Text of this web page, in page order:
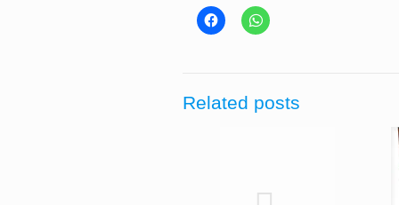
Related posts